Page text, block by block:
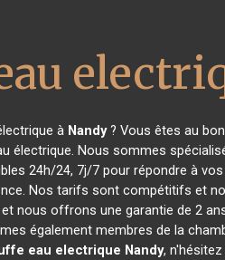
à Nandy? Vous êtes au
Nous sommes
24h/24, 7j/7 pour répondre à
Nos tarifs sont compétitifs et
nous offrons une garantie de 2
également membres de la
eau electrique Nandy,